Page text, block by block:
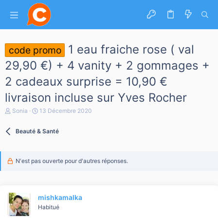
code promo
1 eau fraiche rose ( val
29,90 €) + 4 vanity + 2 gommages +
2 cadeaux surprise = 10,90 €
livraison incluse sur Yves Rocher
A
e
i
s
c
Sonia
D
e
é
13 Décembre 2020
Beauté & Santé
N'est pas ouverte pour d'autres réponses.
mishkamalka
Habitué